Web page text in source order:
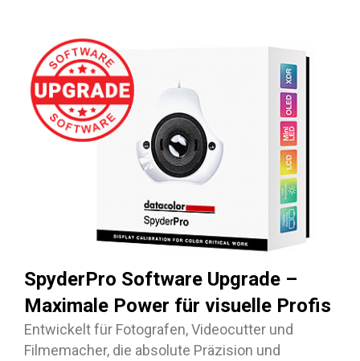
SpyderPro Software Upgrade –
Maximale Power für visuelle Profis
Entwickelt für Fotografen, Videocutter und
Filmemacher, die absolute Präzision und